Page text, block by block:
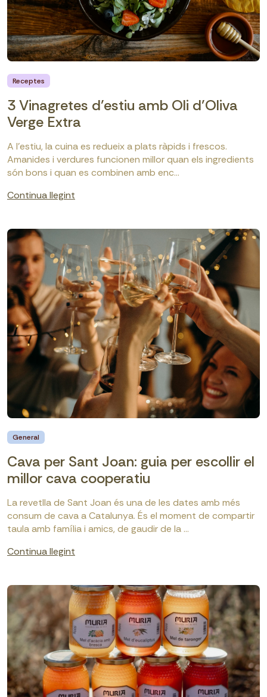
Receptes
3 Vinagretes d’estiu amb Oli d’Oliva
Verge Extra
A l’estiu, la cuina es redueix a plats ràpids i frescos.
Amanides i verdures funcionen millor quan els ingredients
són bons i quan es combinen amb enc...
Continua llegint
General
Cava per Sant Joan: guia per escollir el
millor cava cooperatiu
La revetlla de Sant Joan és una de les dates amb més
consum de cava a Catalunya. És el moment de compartir
taula amb família i amics, de gaudir de la ...
Continua llegint